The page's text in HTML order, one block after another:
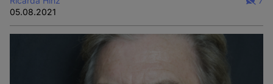
05.08.2021